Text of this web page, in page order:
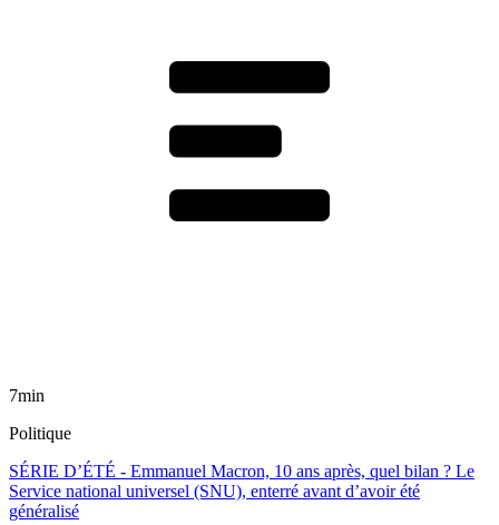
7min
Politique
SÉRIE D’ÉTÉ - Emmanuel Macron, 10 ans après, quel bilan ? Le
Service national universel (SNU), enterré avant d’avoir été
généralisé